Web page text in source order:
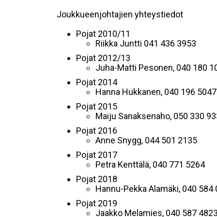
Joukkueenjohtajien yhteystiedot
Pojat 2010/11
Riikka Juntti 041 436 3953
Pojat 2012/13
Juha-Matti Pesonen, 040 180
Pojat 2014
Hanna Hukkanen, 040 196 5047
Pojat 2015
Maiju Sanaksenaho, 050 330
Pojat 2016
Anne Snygg, 044 501 2135
Pojat 2017
Petra Kenttälä, 040 771 5264
Pojat 2018
Hannu-Pekka Alamäki, 040 584
Pojat 2019
Jaakko Melamies, 040 587 4823